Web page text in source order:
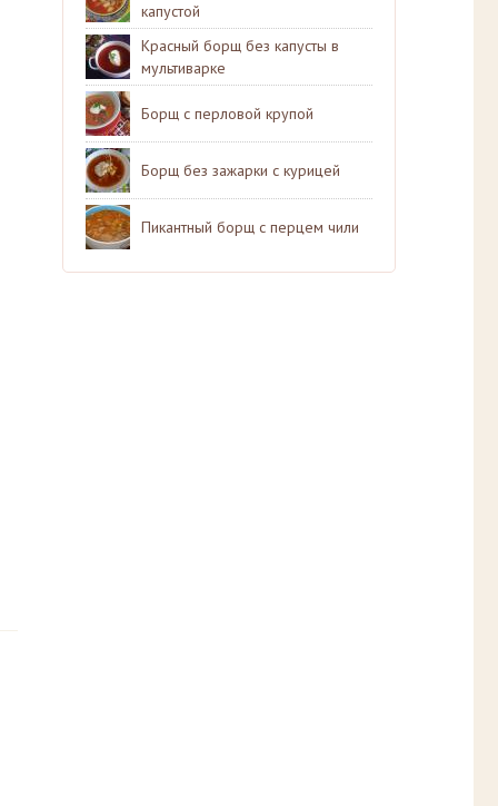
капустой
Красный борщ без капусты в
мультиварке
Борщ с перловой крупой
Борщ без зажарки с курицей
Пикантный борщ с перцем чили